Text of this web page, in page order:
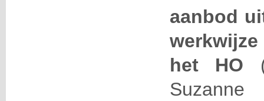
aanbod
het HO